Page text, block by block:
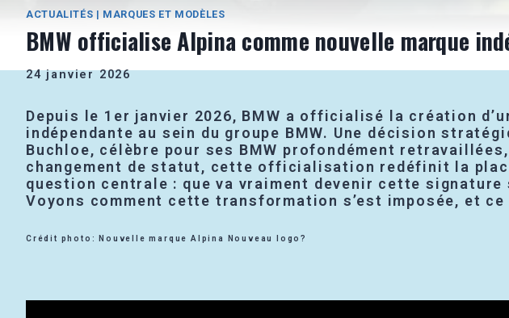
ACTUALITÉS | MARQUES ET MODÈLES
BMW officialise Alpina comme nouvelle marque
24 janvier 2026
Depuis le 1er janvier 2026, BMW a officialisé la création
indépendante au sein du groupe BMW. Une décision
Buchloe, célèbre pour ses BMW profondément
changement de statut, cette officialisation redéfinit la
question centrale : que va vraiment devenir cette
Voyons comment cette transformation s’est imposée, et
Crédit photo: Nouvelle marque Alpina Nouveau logo?